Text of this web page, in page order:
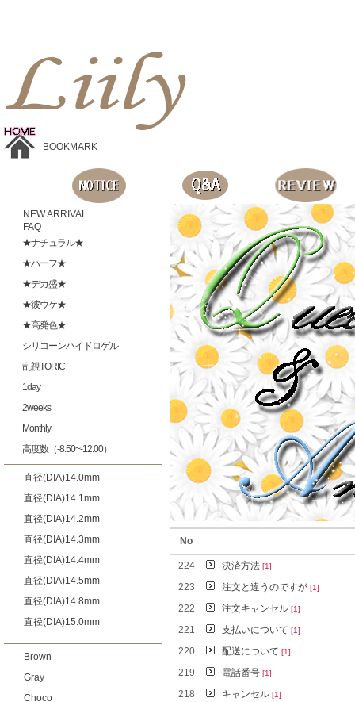
BOOKMARK
NEW ARRIVAL
FAQ
★ナチュラル★
★ハーフ★
★デカ盛★
★彼ウケ★
★高発色★
シリコーンハイドロゲル
乱視TORIC
1day
2weeks
Monthly
高度数（-8.50~-12.00）
直径(DIA)14.0mm
直径(DIA)14.1mm
直径(DIA)14.2mm
直径(DIA)14.3mm
直径(DIA)14.4mm
直径(DIA)14.5mm
直径(DIA)14.8mm
直径(DIA)15.0mm
Brown
Gray
Choco
No
224 決済方法 [1]
223 注文と違うのですが [1]
222 注文キャンセル [1]
221 支払いについて [1]
220 配送について [1]
219 電話番号 [1]
218 キャンセル [1]